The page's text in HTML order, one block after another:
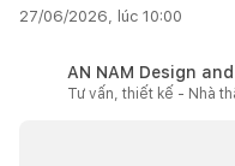
27/06/2026, lúc 10:00
AN NAM Design
Tư vấn, thiết kế - Nhà